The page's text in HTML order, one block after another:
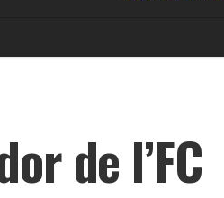
de l’FC